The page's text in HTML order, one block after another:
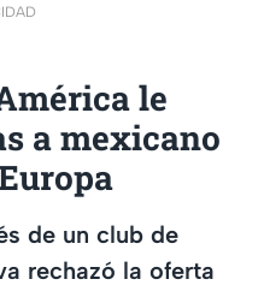
le
a mexicano
de un club de
rechazó la oferta